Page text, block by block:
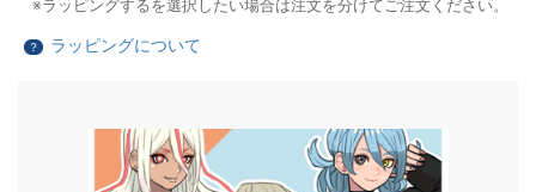
ラッピングするを選択したい場合は注文を分けてご注文ください。
？ ラッピングについて